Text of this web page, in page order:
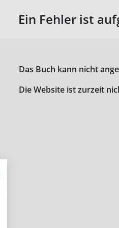
Ein Fehler ist
Das Buch kann nicht
Die Website ist zurzeit